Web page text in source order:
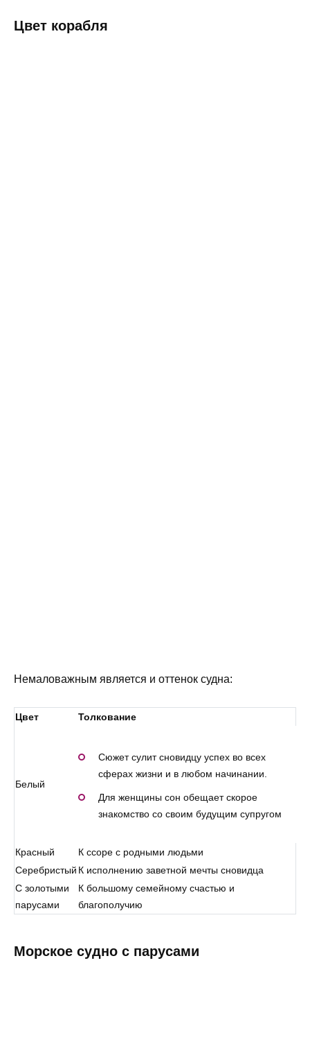
Цвет корабля
Немаловажным является и оттенок судна:
Цвет Толкование
Белый
Сюжет сулит сновидцу успех во всех
сферах жизни и в любом начинании.
Для женщины сон обещает скорое
знакомство со своим будущим супругом
Красный
К ссоре с родными людьми
Серебристый К исполнению заветной мечты сновидца
С золотыми
парусами
К большому семейному счастью и
благополучию
Морское судно с парусами